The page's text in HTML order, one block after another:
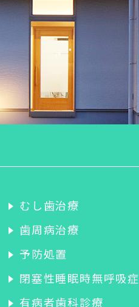
むし歯治療
歯周病治療
予防処置
閉塞性睡眠時無呼吸症
有病者歯科診療